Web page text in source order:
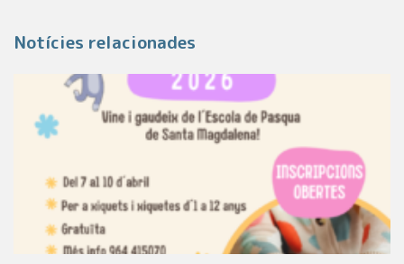
Notícies relacionades